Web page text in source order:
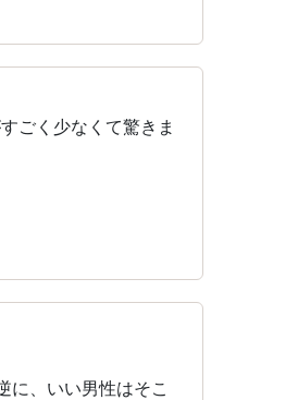
ごく少なくて驚きま
に、いい男性はそこ